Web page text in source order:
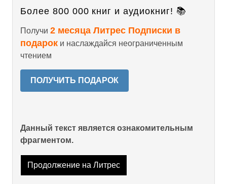
Более 800 000 книг и аудиокниг! 📚
Получи 2 месяца Литрес Подписки в
подарок и наслаждайся неограниченным
чтением
ПОЛУЧИТЬ ПОДАРОК
Данный текст является ознакомительным
фрагментом.
Продолжение на Литрес